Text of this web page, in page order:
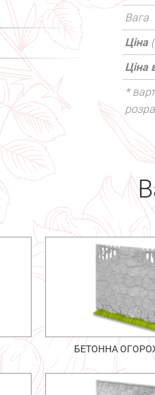
Вага
Ціна
Ціна
*
БЕТОННА